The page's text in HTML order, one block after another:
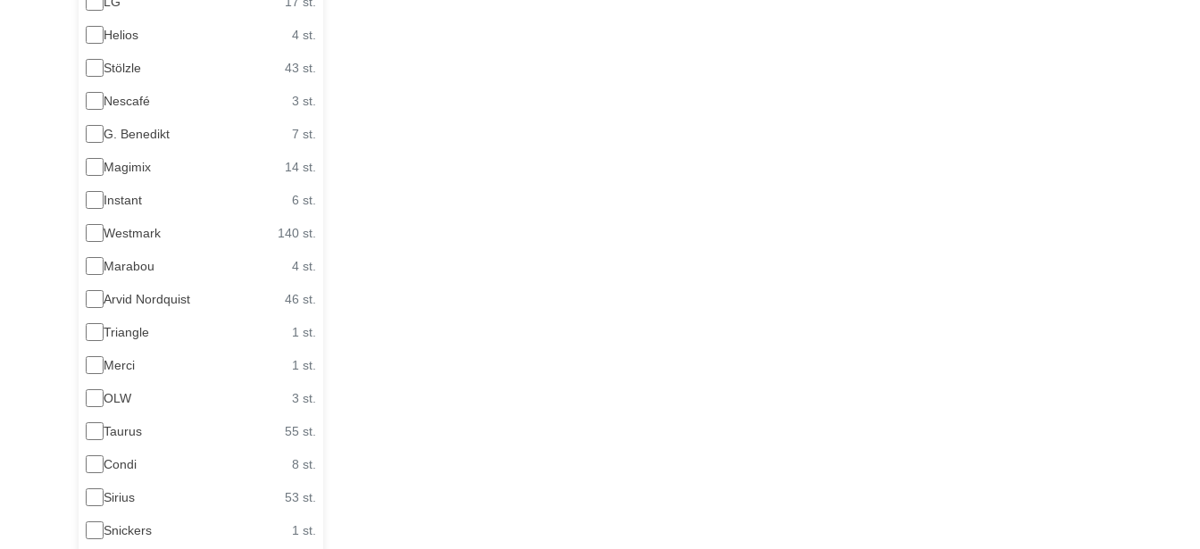
Helios 4 st.
Stölzle 43 st.
Nescafé 3 st.
G. Benedikt 7 st.
Magimix 14 st.
Instant 6 st.
Westmark 140 st.
Marabou 4 st.
Arvid Nordquist 46 st.
Triangle 1 st.
Merci 1 st.
OLW 3 st.
Taurus 55 st.
Condi 8 st.
Sirius 53 st.
Snickers 1 st.